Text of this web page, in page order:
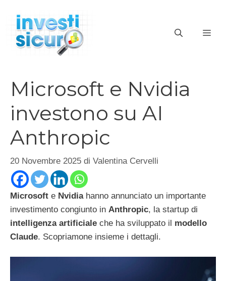
contenuto
Microsoft e Nvidia
investono su AI
Anthropic
20 Novembre 2025 di Valentina Cervelli
Microsoft e Nvidiahanno annunciato un importante
investimento congiunto in Anthropic, la startup di
intelligenza artificiale che ha sviluppato il modello
Claude. Scopriamone insieme i dettagli.